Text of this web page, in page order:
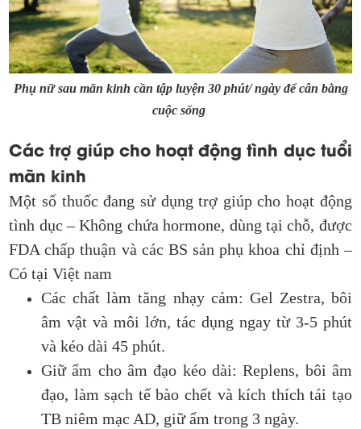
Phụ nữ sau mãn kinh cần tập luyện 30 phút/ ngày để cân bằng
cuộc sống
Các trợ giúp cho hoạt động tình dục tuổi
mãn kinh
Một số thuốc đang sử dụng trợ giúp cho hoạt động
tình dục – Không chứa hormone, dùng tại chỗ, được
FDA chấp thuận và các BS sản phụ khoa chỉ định –
Có tại Việt nam
Các chất làm tăng nhạy cảm: Gel Zestra, bôi
âm vật và môi lớn, tác dụng ngay từ 3-5 phút
và kéo dài 45 phút.
Giữ ẩm cho âm đạo kéo dài: Replens, bôi âm
đạo, làm sạch tế bào chết và kích thích tái tạo
TB niêm mạc AD, giữ ẩm trong 3 ngày.